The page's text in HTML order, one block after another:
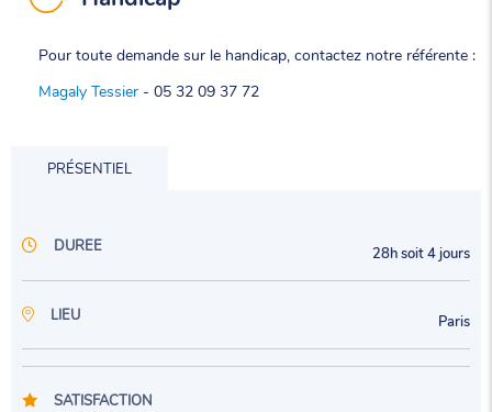
Pour toute demande sur le handicap, contactez notre référente :
Magaly Tessier - 05 32 09 37 72
PRÉSENTIEL
DUREE 28h soit 4 jours
LIEU Paris
SATISFACTION